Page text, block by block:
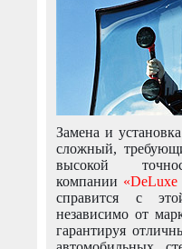
Замена и
сложный,
высокой
компании «DeLuxe
справится с
независимо от
гарантируя